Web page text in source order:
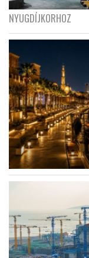
NYUGDÍJKORHOZ